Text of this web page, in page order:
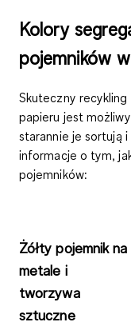
Kolory
pojemników
Skuteczny
papieru jest
starannie je sortują
informacje o tym,
pojemników:
Żółty pojemnik na
metale i
tworzywa
sztuczne